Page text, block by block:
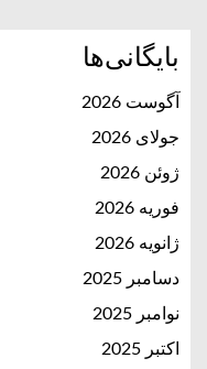
بایگانی‌ها
آگوست 2026
جولای 2026
ژوئن 2026
فوریه 2026
ژانویه 2026
دسامبر 2025
نوامبر 2025
اکتبر 2025